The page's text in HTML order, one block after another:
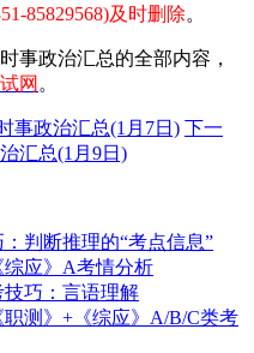
85829568)及时删除。
政治汇总的全部内容，
网 。
事政治汇总(1月7日) 下一
汇总(1月9日)
判断推理的“考点信息”
应》A考情分析
巧：言语理解
测》+《综应》A/B/C类考